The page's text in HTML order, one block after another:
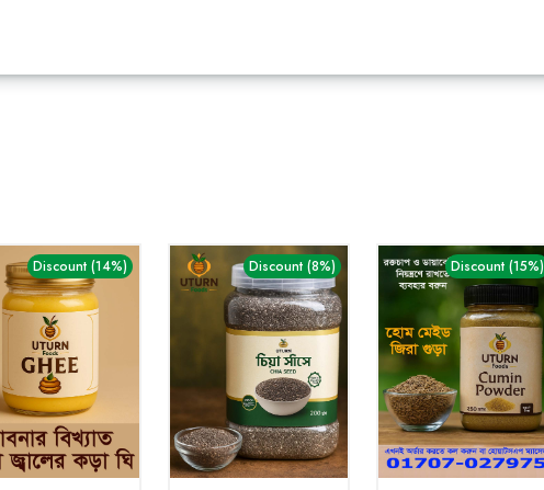
Discount (14%) Discount (8%) Discount (15%)